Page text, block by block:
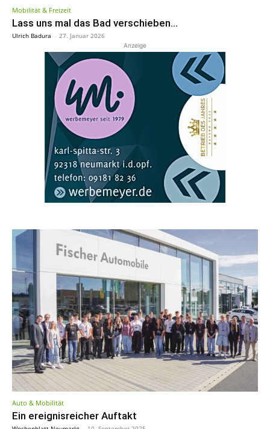
Mobilität & Freizeit
Lass uns mal das Bad verschieben…
Ulrich Badura - 27. Januar 2026
Anzeige
Auto & Mobilität
Ein ereignisreicher Auftakt